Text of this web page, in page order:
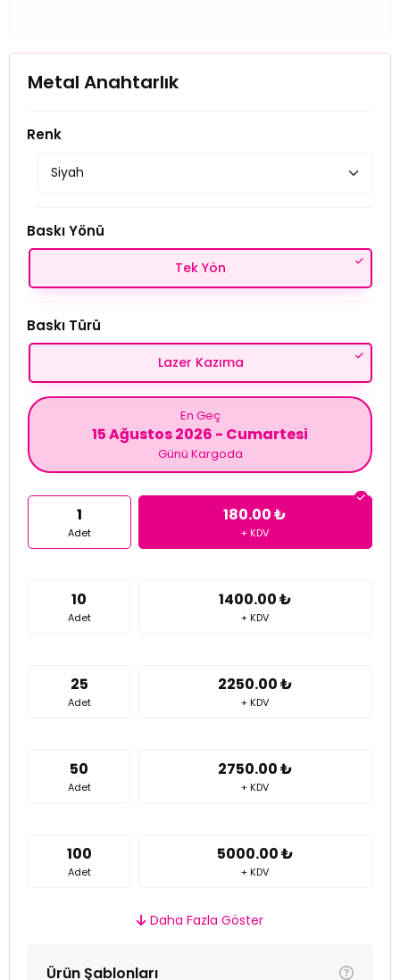
Metal Anahtarlık
Renk
Baskı Yönü
Tek Yön
Baskı Türü
Lazer Kazıma
En Geç
15 Ağustos 2026 - Cumartesi
Günü Kargoda
1
Adet
180.00 ₺
+ KDV
10
Adet
1400.00 ₺
+ KDV
25
Adet
2250.00 ₺
+ KDV
50
Adet
2750.00 ₺
+ KDV
100
Adet
5000.00 ₺
+ KDV
Daha Fazla Göster
Ürün Şablonları